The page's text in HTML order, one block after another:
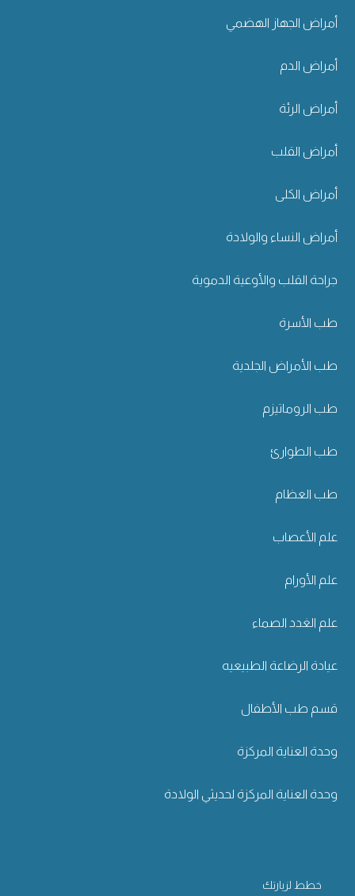
أمراض الجهاز الهضمي
أمراض الدم
أمراض الرئة
أمراض القلب
أمراض الكلى
أمراض النساء والولادة
جراحة القلب والأوعية الدموية
طب الأسرة
طب الأمراض الجلدية
طب الروماتيزم
طب الطوارئ
طب العظام
علم الأعصاب
علم الأورام
علم الغدد الصماء
عيادة الرضاعة الطبيعيه
قسم طب الأطفال
وحدة العناية المركزة
وحدة العناية المركزة لحديثي الولادة
خطط لزيارتك